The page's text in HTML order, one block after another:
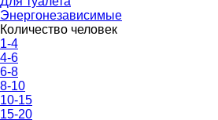
Энергонезависимые
Количество человек
1-4
4-6
6-8
8-10
10-15
15-20